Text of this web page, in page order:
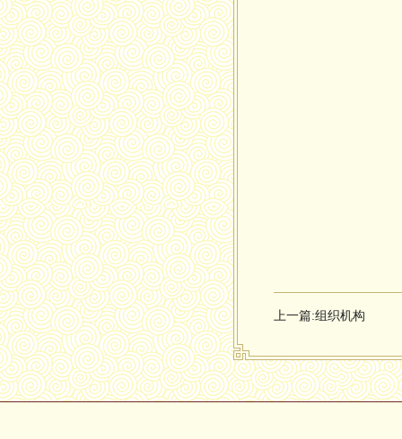
上一篇:组织机构